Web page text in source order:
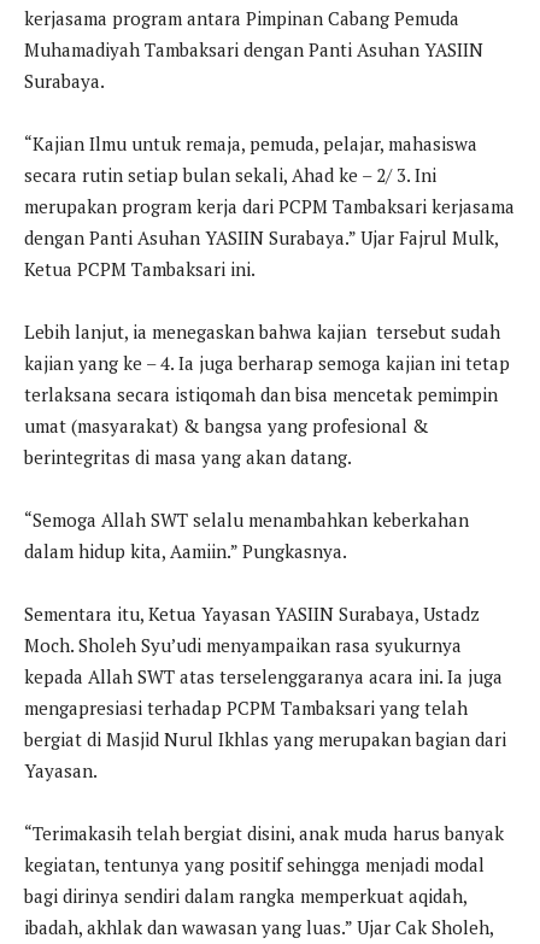
kerjasama program antara Pimpinan Cabang Pemuda
Muhamadiyah Tambaksari dengan Panti Asuhan YASIIN
Surabaya.
“Kajian Ilmu untuk remaja, pemuda, pelajar, mahasiswa
secara rutin setiap bulan sekali, Ahad ke – 2/ 3. Ini
merupakan program kerja dari PCPM Tambaksari kerjasama
dengan Panti Asuhan YASIIN Surabaya.” Ujar Fajrul Mulk,
Ketua PCPM Tambaksari ini.
Lebih lanjut, ia menegaskan bahwa kajian tersebut sudah
kajian yang ke – 4. Ia juga berharap semoga kajian ini tetap
terlaksana secara istiqomah dan bisa mencetak pemimpin
umat (masyarakat) & bangsa yang profesional &
berintegritas di masa yang akan datang.
“Semoga Allah SWT selalu menambahkan keberkahan
dalam hidup kita, Aamiin.” Pungkasnya.
Sementara itu, Ketua Yayasan YASIIN Surabaya, Ustadz
Moch. Sholeh Syu’udi menyampaikan rasa syukurnya
kepada Allah SWT atas terselenggaranya acara ini. Ia juga
mengapresiasi terhadap PCPM Tambaksari yang telah
bergiat di Masjid Nurul Ikhlas yang merupakan bagian dari
Yayasan.
“Terimakasih telah bergiat disini, anak muda harus banyak
kegiatan, tentunya yang positif sehingga menjadi modal
bagi dirinya sendiri dalam rangka memperkuat aqidah,
ibadah, akhlak dan wawasan yang luas.” Ujar Cak Sholeh,